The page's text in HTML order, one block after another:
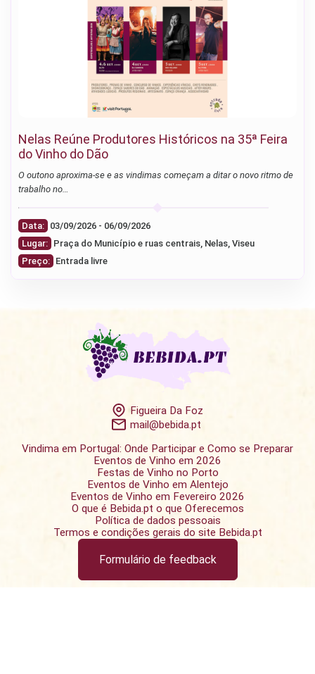
Nelas Reúne Produtores Históricos na 35ª Feira
do Vinho do Dão
O outono aproxima-se e as vindimas começam a ditar o novo ritmo de
trabalho no…
Data:
03/09/2026 - 06/09/2026
Lugar: Praça do Município e ruas centrais, Nelas, Viseu
Preço: Entrada livre
Figueira Da Foz
mail@bebida.pt
Vindima em Portugal: Onde Participar e Como se Preparar
Eventos de Vinho em 2026
Festas de Vinho no Porto
Eventos de Vinho em Alentejo
Eventos de Vinho em Fevereiro 2026
O que é Bebida.pt o que Oferecemos
Política de dados pessoais
Termos e condições gerais do site Bebida.pt
Formulário de feedback